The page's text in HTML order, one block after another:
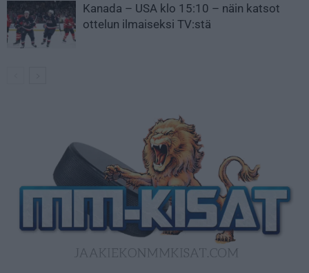
Kanada – USA klo 15:10 – näin katsot
ottelun ilmaiseksi TV:stä